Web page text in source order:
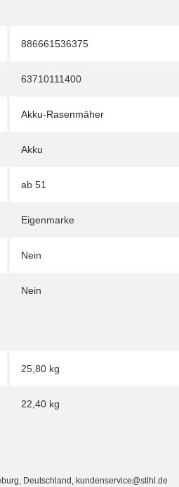
886661536375
63710111400
Akku-Rasenmäher
Akku
ab 51
Eigenmarke
Nein
Nein
25,80 kg
22,40 kg
Deutschland, kundenservice@stihl.de